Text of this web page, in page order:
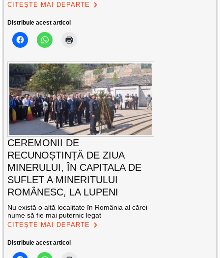
CITEȘTE MAI DEPARTE
Distribuie acest articol
CEREMONII DE
RECUNOȘTINȚĂ DE ZIUA
MINERULUI, ÎN CAPITALA DE
SUFLET A MINERITULUI
ROMÂNESC, LA LUPENI
Nu există o altă localitate în România al cărei
nume să fie mai puternic legat
CITEȘTE MAI DEPARTE
Distribuie acest articol